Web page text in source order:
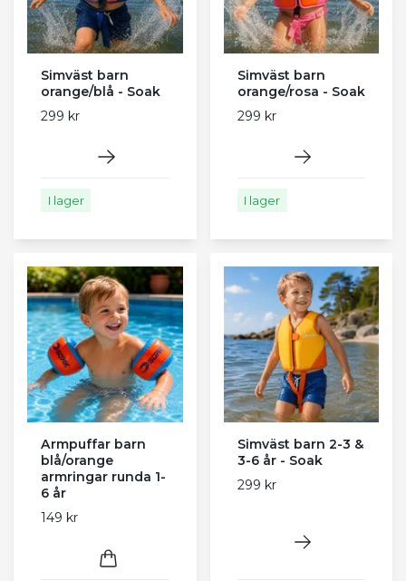
Simväst barn
orange/blå - Soak
299 kr
I lager
Simväst barn
orange/rosa - Soak
299 kr
I lager
Armpuffar barn
blå/orange
armringar runda 1-
6 år
149 kr
Simväst barn 2-3 &
3-6 år - Soak
299 kr